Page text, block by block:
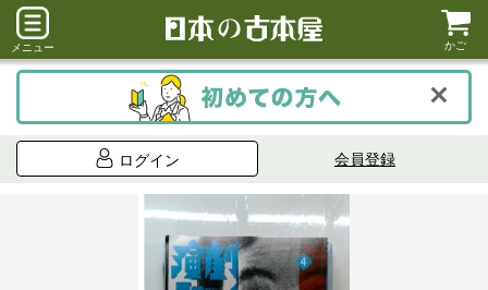
メニュー かご
ログイン 会員登録